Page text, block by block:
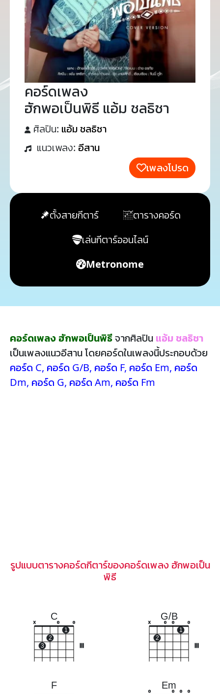
คอร์ดเพลง
ฮักพอเป็นพิธี แอ้ม ชลธิชา
ศิลปิน: แอ้ม ชลธิชา
แนวเพลง: อีสาน
เพลงโปรด
ตั้งสายกีตาร์
ตารางคอร์ด
เล่นกีตาร์ออนไลน์
Metronome
คอร์ดเพลง ฮักพอเป็นพิธีจากศิลปิน แอ้ม ชลธิชา
เป็นเพลงแนวอีสาน โดยคอร์ดในเพลงนี้ประกอบด้วย
คอร์ด C, คอร์ด G/B, คอร์ด F, คอร์ด Em, คอร์ด
Dm, คอร์ด G, คอร์ด Am, คอร์ด Fm
รูปแบบตารางคอร์ดกีตาร์ของคอร์ดเพลง ฮักพอเป็น
พิธี
C
x
3
2
o
1
o
G/B
x
2
o o
1
o
F Em
o o o o